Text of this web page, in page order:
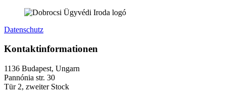
Datenschutz
Kontaktinformationen
1136 Budapest, Ungarn
Pannónia str. 30
Tür 2, zweiter Stock